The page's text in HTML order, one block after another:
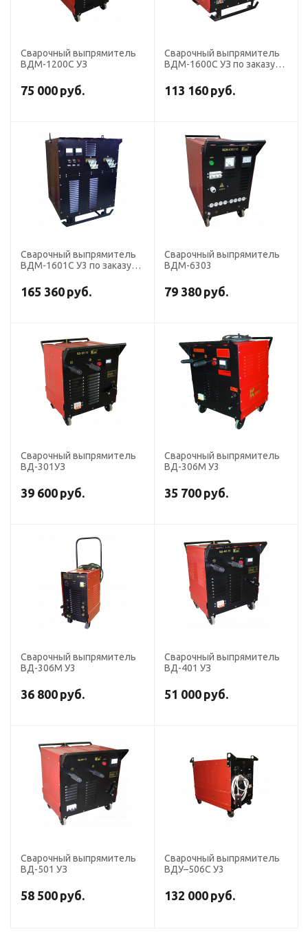
Сварочный выпрямитель
ВДМ-1200С УЗ
75 000 руб.
Сварочный выпрямитель
ВДМ-1600С УЗ по заказу
кабелем 3х16, 3х25.
113 160 руб.
Сварочный выпрямитель
ВДМ-1601С У3 по заказу
кабелем 3х16, 3х25.
165 360 руб.
Сварочный выпрямитель
ВДМ-6303
79 380 руб.
Сварочный выпрямитель
ВД-301УЗ
39 600 руб.
Сварочный выпрямитель
ВД-306М У3
35 700 руб.
Сварочный выпрямитель
ВД-306М У3
36 800 руб.
Сварочный выпрямитель
ВД-401 УЗ
51 000 руб.
Сварочный выпрямитель
ВД-501 УЗ
58 500 руб.
Сварочный выпрямитель
ВДУ–506С У3
132 000 руб.